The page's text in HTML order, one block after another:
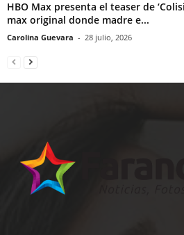
HBO Max presenta el teaser de
max original donde madre e...
Carolina Guevara - 28 julio, 2026